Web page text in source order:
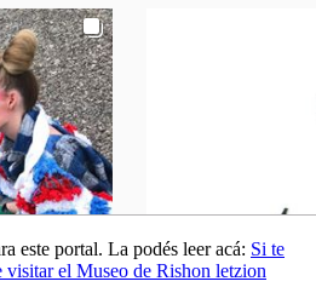
este portal. La podés leer acá: Si te
visitar el Museo de Rishon letzion